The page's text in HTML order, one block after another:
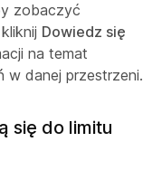
zobaczyć
Dowiedz się
na temat
w danej przestrzeni.
się do limitu